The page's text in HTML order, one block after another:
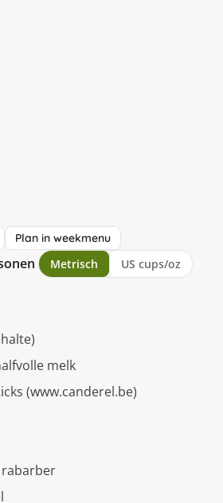
Plan in weekmenu
Metrisch US cups/oz
melk
(www.canderel.be)